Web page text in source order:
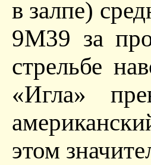
в залпе)
9М39 за
стрельбе
«Игла»
этом